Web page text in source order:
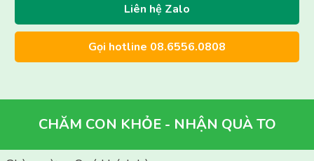
Gọi hotline 08.6556.0808
Chào mừng Quý khách hàng